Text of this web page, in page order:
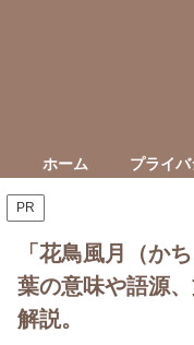
ホーム プライ
PR
「花鳥風月（か
葉の意味や語源
解説。